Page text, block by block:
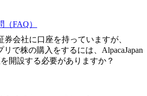
（FAQ）
券会社に口座を持っていますが、
リで株の購入をするには、AlpacaJapan
開設する必要がありますか？